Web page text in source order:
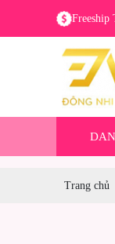
Freeship
Trang chủ